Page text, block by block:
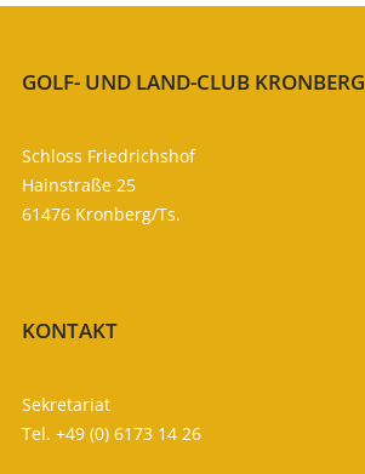
GOLF- UND LAND-CLUB
Schloss Friedrichshof
Hainstraße 25
61476 Kronberg/Ts.
KONTAKT
Sekretariat
Tel. +49 (0) 6173 14 26